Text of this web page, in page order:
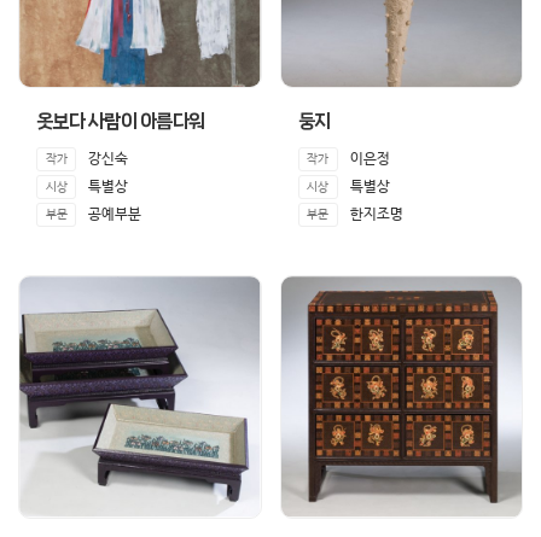
옷보다 사람이 아름다워
작가 강신숙
시상 특별상
부문 공예부분
둥지
작가 이은정
시상 특별상
부문 한지조명